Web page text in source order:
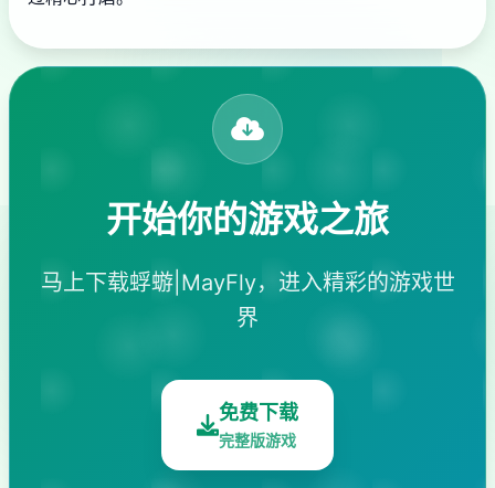
开始你的游戏之旅
马上下载蜉蝣|MayFly，进入精彩的游戏世
界
免费下载
完整版游戏